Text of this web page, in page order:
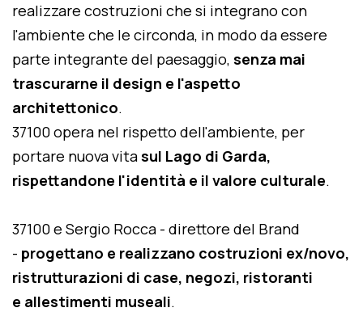
realizzare costruzioni che si integrano con
l'ambiente che le circonda, in modo da essere
parte integrante del paesaggio, senza mai
trascurarne il design e l'aspetto
architettonico.
37100 opera nel rispetto dell'ambiente, per
portare nuova vitasul Lago di Garda,
rispettandone l'identità e il valore culturale.
37100 e Sergio Rocca - direttore del Brand
- progettano e realizzano costruzioni ex/novo,
ristrutturazioni di case, negozi, ristoranti
e allestimenti museali.